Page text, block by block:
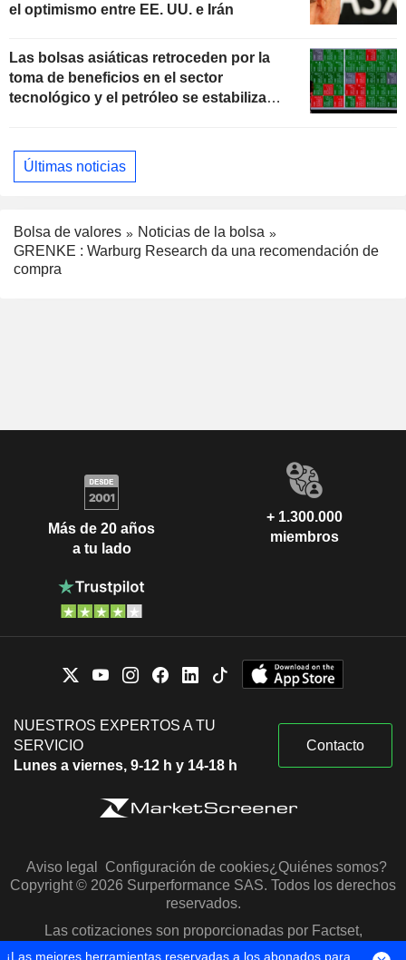
el optimismo entre EE. UU. e Irán
Las bolsas asiáticas retroceden por la
toma de beneficios en el sector
tecnológico y el petróleo se estabiliza
Últimas noticias
Bolsa de valores
Noticias de la bolsa
GRENKE : Warburg Research da una recomendación de
compra
Más de 20 años
a tu lado
+ 1.300.000
miembros
NUESTROS EXPERTOS A TU
SERVICIO
Lunes a viernes, 9-12 h y 14-18 h
Contacto
Aviso legal Configuración de cookies¿Quiénes somos?
Copyright © 2026 Surperformance SAS. Todos los derechos
reservados.
Las cotizaciones son proporcionadas por Factset,
Morningstar y S&P Capital IQ
¡Las mejores herramientas reservadas a los abonados para